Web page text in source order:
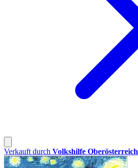
Verkauft durch Volkshilfe Oberösterreich